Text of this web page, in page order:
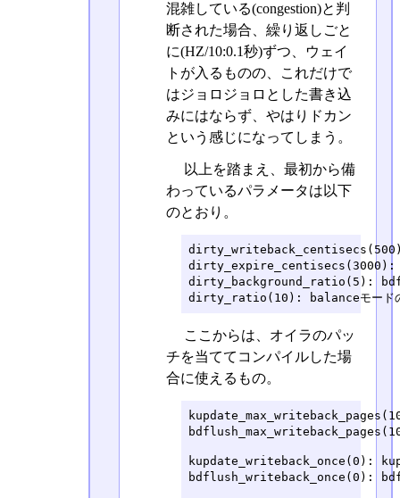
混雑している(congestion)と判
断された場合、繰り返しごと
に(HZ/10:0.1秒)ずつ、ウェイ
トが入るものの、これだけで
はジョロジョロとした書き込
みにはならず、やはりドカン
という感じになってしまう。
以上を踏まえ、最初から備
わっているパラメータは以下
のとおり。
dirty_expire_centisecs(3000):
dirty_background_ratio(5):
dirty_ratio(10): balanceモードの
ここからは、オイラのパッ
チを当ててコンパイルした場
合に使えるもの。
kupdate_writeback_once(0):
bdflush_writeback_once(0):